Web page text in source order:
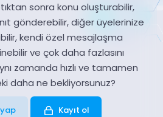
sonra konu oluşturabilir,
gönderebilir, diğer üyelerinize
kendi özel mesajlaşma
ve çok daha fazlasını
zamanda hızlı ve tamamen
daha ne bekliyorsunuz?
Kayıt ol